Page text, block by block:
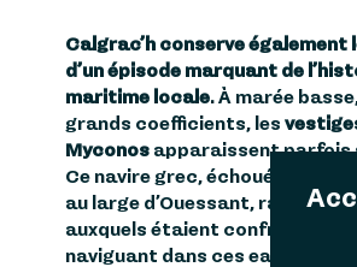
Calgrac’h conserve également
d’un épisode marquant de
maritime locale. À marée
grands coefficients, les
Myconos apparaissent parfois
Ce navire grec, échoué dans
au large d’Ouessant, rappelle
auxquels étaient confrontés les
naviguant dans ces eaux